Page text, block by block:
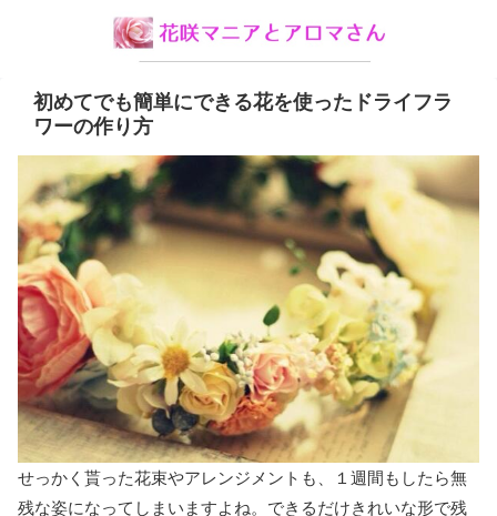
初めてでも簡単にできる花を使ったドライフラ
ワーの作り方
せっかく貰った花束やアレンジメントも、１週間もしたら無
残な姿になってしまいますよね。できるだけきれいな形で残